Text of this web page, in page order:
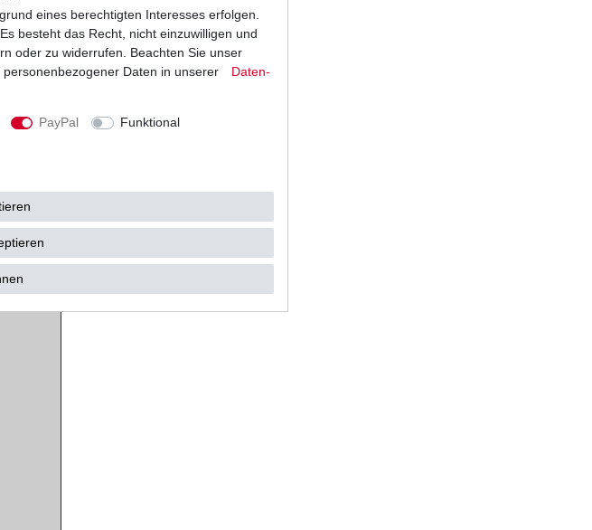
eines berechtigten Interesses erfolgen.
besteht das Recht, nicht einzuwilligen und
oder zu widerrufen. Beachten Sie unser
Daten in unserer
Daten­
PayPal
Funktional